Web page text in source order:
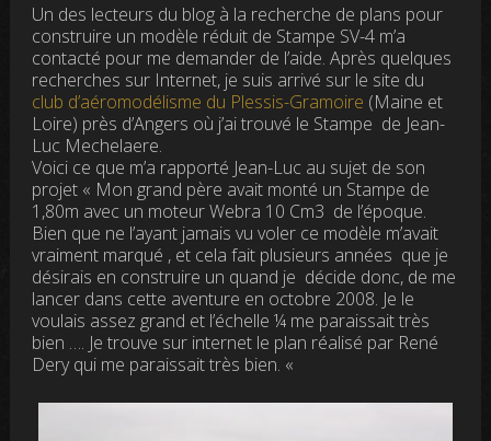
Un des lecteurs du blog à la recherche de plans pour
construire un modèle réduit de Stampe SV-4 m’a
contacté pour me demander de l’aide. Après quelques
recherches sur Internet, je suis arrivé sur le site du
club d’aéromodélisme du Plessis-Gramoire (Maine et
Loire) près d’Angers où j’ai trouvé le Stampe de Jean-
Luc Mechelaere.
Voici ce que m’a rapporté Jean-Luc au sujet de son
projet « Mon grand père avait monté un Stampe de
1,80m avec un moteur Webra 10 Cm3 de l’époque.
Bien que ne l’ayant jamais vu voler ce modèle m’avait
vraiment marqué , et cela fait plusieurs années que je
désirais en construire un quand je décide donc, de me
lancer dans cette aventure en octobre 2008. Je le
voulais assez grand et l’échelle ¼ me paraissait très
bien …. Je trouve sur internet le plan réalisé par René
Dery qui me paraissait très bien. «